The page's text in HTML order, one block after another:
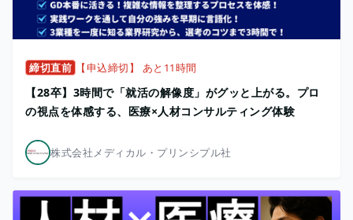
締切直前 【申込締切】 あと11時間
【28卒】3時間で「就活の解像度」がグッと上がる。プロ
の視点を体感する、医療×人材コンサルティング体験
株式会社メディカル・プリンシプル社